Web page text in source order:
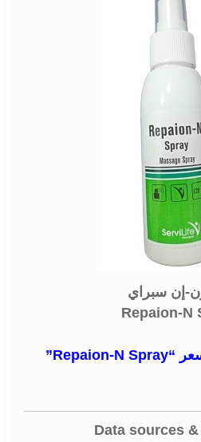
إن سبراي
Repaion-N
محدث: أخر تحديث لـ سعر “Repaion-N Spray”
Data sources